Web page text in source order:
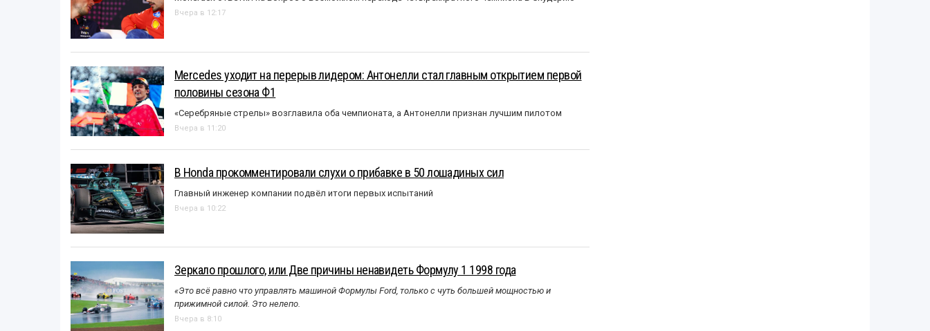
Вчера в 12:17
Mercedes уходит на перерыв лидером: Антонелли стал главным открытием первой
половины сезона Ф1
«Серебряные стрелы» возглавила оба чемпионата, а Антонелли признан лучшим пилотом
Вчера в 11:20
В Honda прокомментировали слухи о прибавке в 50 лошадиных сил
Главный инженер компании подвёл итоги первых испытаний
Вчера в 10:22
Зеркало прошлого, или Две причины ненавидеть Формулу 1 1998 года
«Это всё равно что управлять машиной Формулы Ford, только с чуть большей мощностью и
прижимной силой. Это нелепо.
Вчера в 8:10